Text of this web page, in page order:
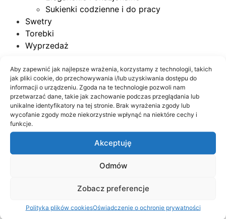
Aby zapewnić jak najlepsze wrażenia, korzystamy z technologii, takich
jak pliki cookie, do przechowywania i/lub uzyskiwania dostępu do
informacji o urządzeniu. Zgoda na te technologie pozwoli nam
przetwarzać dane, takie jak zachowanie podczas przeglądania lub
unikalne identyfikatory na tej stronie. Brak wyrażenia zgody lub
wycofanie zgody może niekorzystnie wpłynąć na niektóre cechy i
funkcje.
Akceptuję
Odmów
Zobacz preferencje
Polityka plików cookiesOświadczenie o ochronie prywatności
Sukienki codzienne i do pracy
Swetry
Torebki
Wyprzedaż
Cena
Filtruj Cena:130 zł
Wyświetlanie jednego wyniku